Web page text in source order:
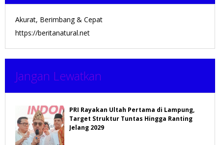
Akurat, Berimbang & Cepat
https://beritanatural.net
Jangan Lewatkan
PRI Rayakan Ultah Pertama di Lampung,
Target Struktur Tuntas Hingga Ranting
Jelang 2029